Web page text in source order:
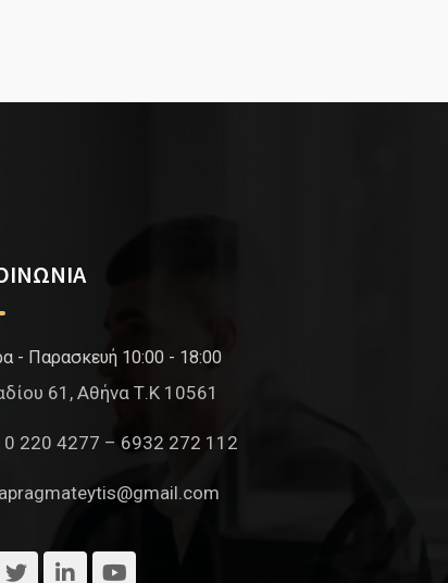
- Παρασκευή 10:00 - 18:00
61, Αθήνα Τ.Κ 10561
220 4277 – 6932 272 112